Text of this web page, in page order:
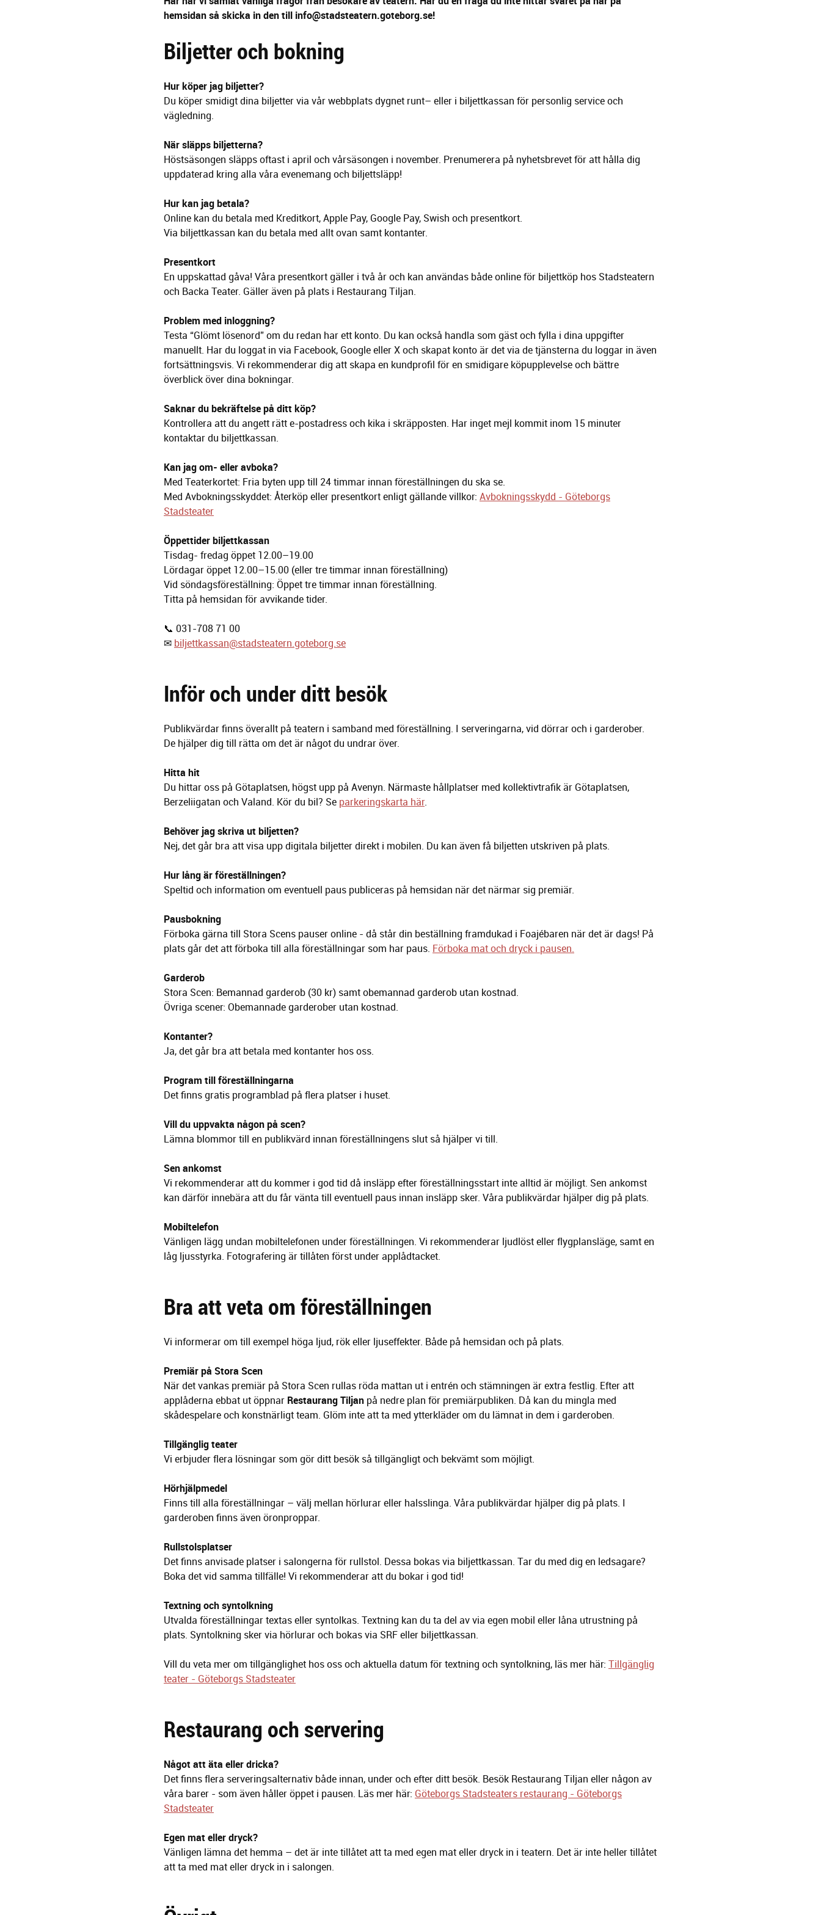
e
i
n
hemsidan så skicka in den till info@stadsteatern.goteborg.se!
Biljetter och bokning
Hur köper jag biljetter?
Du köper smidigt dina biljetter via vår webbplats dygnet runt– eller i biljettkassan för personlig service och
vägledning.
När släpps biljetterna?
Höstsäsongen släpps oftast i april och vårsäsongen i november. Prenumerera på nyhetsbrevet för att hålla dig
uppdaterad kring alla våra evenemang och biljettsläpp!
Hur kan jag betala?
Online kan du betala med Kreditkort, Apple Pay, Google Pay, Swish och presentkort.
Via biljettkassan kan du betala med allt ovan samt kontanter.
Presentkort
En uppskattad gåva! Våra presentkort gäller i två år och kan användas både online för biljettköp hos Stadsteatern
och Backa Teater. Gäller även på plats i Restaurang Tiljan.
Problem med inloggning?
Testa “Glömt lösenord” om du redan har ett konto. Du kan också handla som gäst och fylla i dina uppgifter
manuellt. Har du loggat in via Facebook, Google eller X och skapat konto är det via de tjänsterna du loggar in även
fortsättningsvis. Vi rekommenderar dig att skapa en kundprofil för en smidigare köpupplevelse och bättre
överblick över dina bokningar.
Saknar du bekräftelse på ditt köp?
Kontrollera att du angett rätt e-postadress och kika i skräpposten. Har inget mejl kommit inom 15 minuter
kontaktar du biljettkassan.
Kan jag om- eller avboka?
Med Teaterkortet: Fria byten upp till 24 timmar innan föreställningen du ska se.
Med Avbokningsskyddet: Återköp eller presentkort enligt gällande villkor: Avbokningsskydd - Göteborgs
Stadsteater
Öppettider biljettkassan
Tisdag- fredag öppet 12.00–19.00
Lördagar öppet 12.00–15.00 (eller tre timmar innan föreställning)
Vid söndagsföreställning: Öppet tre timmar innan föreställning.
Titta på hemsidan för avvikande tider.
📞 031-708 71 00
✉ biljettkassan@stadsteatern.goteborg.se
Inför och under ditt besök
Publikvärdar finns överallt på teatern i samband med föreställning. I serveringarna, vid dörrar och i garderober.
De hjälper dig till rätta om det är något du undrar över.
Hitta hit
Du hittar oss på Götaplatsen, högst upp på Avenyn. Närmaste hållplatser med kollektivtrafik är Götaplatsen,
Berzeliigatan och Valand. Kör du bil? Se parkeringskarta här.
Behöver jag skriva ut biljetten?
Nej, det går bra att visa upp digitala biljetter direkt i mobilen. Du kan även få biljetten utskriven på plats.
Hur lång är föreställningen?
Speltid och information om eventuell paus publiceras på hemsidan när det närmar sig premiär.
Pausbokning
Förboka gärna till Stora Scens pauser online - då står din beställning framdukad i Foajébaren när det är dags! På
plats går det att förboka till alla föreställningar som har paus. Förboka mat och dryck i pausen.
Garderob
Stora Scen: Bemannad garderob (30 kr) samt obemannad garderob utan kostnad.
Övriga scener: Obemannade garderober utan kostnad.
Kontanter?
Ja, det går bra att betala med kontanter hos oss.
Program till föreställningarna
Det finns gratis programblad på flera platser i huset.
Vill du uppvakta någon på scen?
Lämna blommor till en publikvärd innan föreställningens slut så hjälper vi till.
Sen ankomst
Vi rekommenderar att du kommer i god tid då insläpp efter föreställningsstart inte alltid är möjligt. Sen ankomst
kan därför innebära att du får vänta till eventuell paus innan insläpp sker. Våra publikvärdar hjälper dig på plats.
Mobiltelefon
Vänligen lägg undan mobiltelefonen under föreställningen. Vi rekommenderar ljudlöst eller flygplansläge, samt en
låg ljusstyrka. Fotografering är tillåten först under applådtacket.
Bra att veta om föreställningen
Vi informerar om till exempel höga ljud, rök eller ljuseffekter. Både på hemsidan och på plats.
Premiär på Stora Scen
När det vankas premiär på Stora Scen rullas röda mattan ut i entrén och stämningen är extra festlig. Efter att
applåderna ebbat ut öppnar Restaurang Tiljan på nedre plan för premiärpubliken. Då kan du mingla med
skådespelare och konstnärligt team. Glöm inte att ta med ytterkläder om du lämnat in dem i garderoben.
Tillgänglig teater
Vi erbjuder flera lösningar som gör ditt besök så tillgängligt och bekvämt som möjligt.
Hörhjälpmedel
Finns till alla föreställningar – välj mellan hörlurar eller halsslinga. Våra publikvärdar hjälper dig på plats. I
garderoben finns även öronproppar.
Rullstolsplatser
Det finns anvisade platser i salongerna för rullstol. Dessa bokas via biljettkassan. Tar du med dig en ledsagare?
Boka det vid samma tillfälle! Vi rekommenderar att du bokar i god tid!
Textning och syntolkning
Utvalda föreställningar textas eller syntolkas. Textning kan du ta del av via egen mobil eller låna utrustning på
plats. Syntolkning sker via hörlurar och bokas via SRF eller biljettkassan.
Vill du veta mer om tillgänglighet hos oss och aktuella datum för textning och syntolkning, läs mer här: Tillgänglig
teater - Göteborgs Stadsteater
Restaurang och servering
Något att äta eller dricka?
Det finns flera serveringsalternativ både innan, under och efter ditt besök. Besök Restaurang Tiljan eller någon av
våra barer - som även håller öppet i pausen. Läs mer här: Göteborgs Stadsteaters restaurang - Göteborgs
Stadsteater
Egen mat eller dryck?
Vänligen lämna det hemma – det är inte tillåtet att ta med egen mat eller dryck in i teatern. Det är inte heller tillåtet
att ta med mat eller dryck in i salongen.